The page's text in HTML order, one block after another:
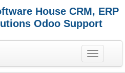
House CRM, ERP
Odoo Support
T
o
g